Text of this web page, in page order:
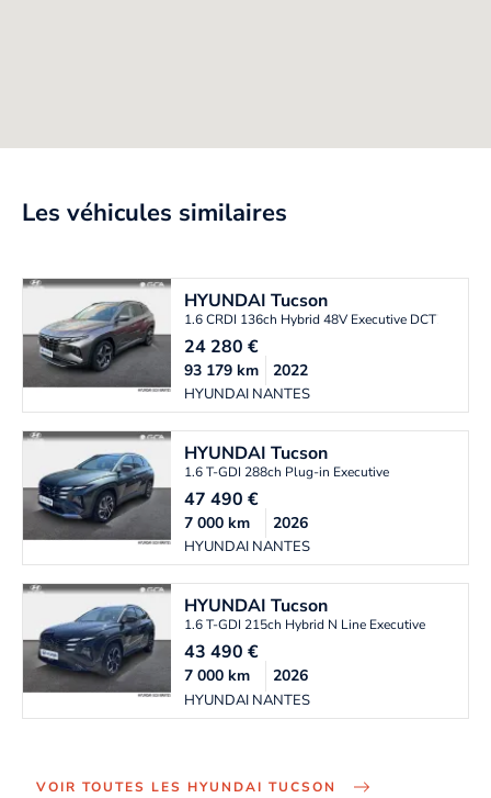
Les véhicules similaires
HYUNDAITucson
1.6 CRDI 136ch Hybrid 48V Executive DCT7
24 280€
HYUNDAI NANTES
93 179km 2022
HYUNDAITucson
1.6 T-GDI 288ch Plug-in Executive
47 490€
HYUNDAI NANTES
7 000km 2026
HYUNDAITucson
1.6 T-GDI 215ch Hybrid N Line Executive
43 490€
HYUNDAI NANTES
7 000km 2026
VOIR TOUTES LES HYUNDAI TUCSON